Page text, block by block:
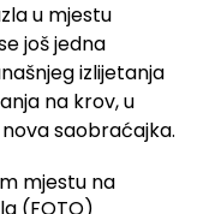
u mjestu
još jedna
izlijetanja
na krov, u
saobraćajka.